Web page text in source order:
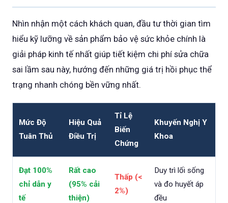
Nhìn nhận một cách khách quan, đầu tư thời gian tìm
hiểu kỹ lưỡng về sản phẩm bảo vệ sức khỏe chính là
giải pháp kinh tế nhất giúp tiết kiệm chi phí sửa chữa
sai lầm sau này, hướng đến những giá trị hồi phục thể
trạng nhanh chóng bền vững nhất.
Mức Độ
Tuân Thủ
Hiệu Quả
Điều Trị
Tỉ Lệ
Biến
Chứng
Khuyến Nghị Y
Khoa
Đạt 100%
chỉ dẫn y
tế
Rất cao
(95% cải
thiện)
Thấp (<
2%)
Duy trì lối sống
và đo huyết áp
đều